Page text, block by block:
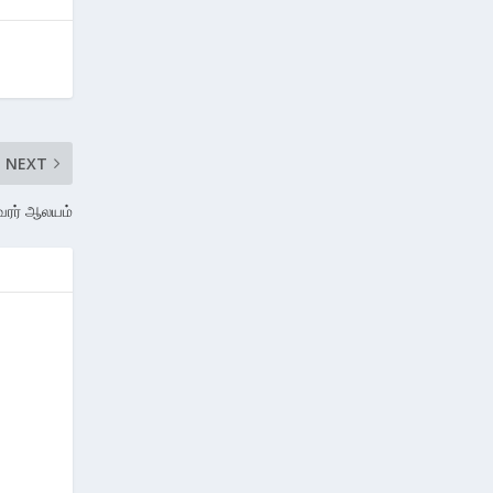
NEXT
ஆலயம்